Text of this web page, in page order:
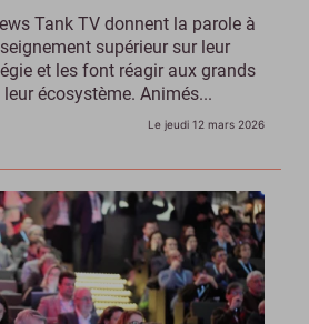
Tank TV donnent la parole à
supérieur sur leur
et les font réagir aux grands
écosystème. Animés...
Le jeudi 12 mars 2026